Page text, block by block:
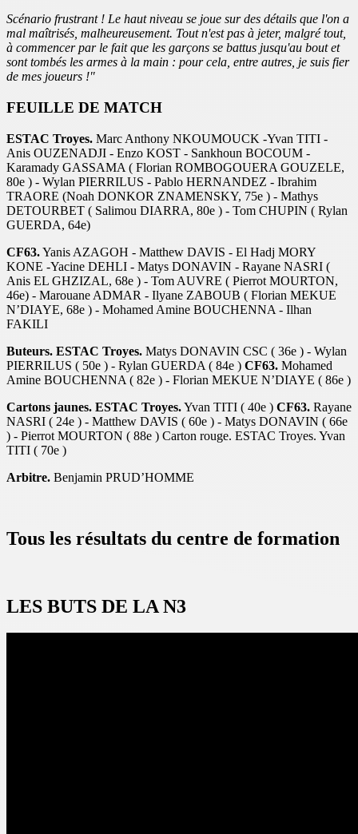
Scénario frustrant ! Le haut niveau se joue sur des détails que l'on a
mal maîtrisés, malheureusement. Tout n'est pas à jeter, malgré tout,
à commencer par le fait que les garçons se battus jusqu'au bout et
sont tombés les armes à la main : pour cela, entre autres, je suis fier
de mes joueurs !"
FEUILLE DE MATCH
ESTAC Troyes. Marc Anthony NKOUMOUCK -Yvan TITI -
Anis OUZENADJI - Enzo KOST - Sankhoun BOCOUM -
Karamady GASSAMA ( Florian ROMBOGOUERA GOUZELE,
80e ) - Wylan PIERRILUS - Pablo HERNANDEZ - Ibrahim
TRAORE (Noah DONKOR ZNAMENSKY, 75e ) - Mathys
DETOURBET ( Salimou DIARRA, 80e ) - Tom CHUPIN ( Rylan
GUERDA, 64e)
CF63.Yanis AZAGOH - Matthew DAVIS - El Hadj MORY
KONE -Yacine DEHLI - Matys DONAVIN - Rayane NASRI (
Anis EL GHZIZAL, 68e ) - Tom AUVRE ( Pierrot MOURTON,
46e) - Marouane ADMAR - Ilyane ZABOUB ( Florian MEKUE
N’DIAYE, 68e ) - Mohamed Amine BOUCHENNA - Ilhan
FAKILI
Buteurs. ESTAC Troyes. Matys DONAVIN CSC ( 36e ) - Wylan
PIERRILUS ( 50e ) - Rylan GUERDA ( 84e ) CF63. Mohamed
Amine BOUCHENNA ( 82e ) - Florian MEKUE N’DIAYE ( 86e )
Cartons jaunes. ESTAC Troyes.Yvan TITI ( 40e ) CF63. Rayane
NASRI ( 24e ) - Matthew DAVIS ( 60e ) - Matys DONAVIN ( 66e
) - Pierrot MOURTON ( 88e ) Carton rouge. ESTAC Troyes. Yvan
TITI ( 70e )
Arbitre. Benjamin PRUD’HOMME
Tous les résultats du centre de formation
LES BUTS DE LA N3